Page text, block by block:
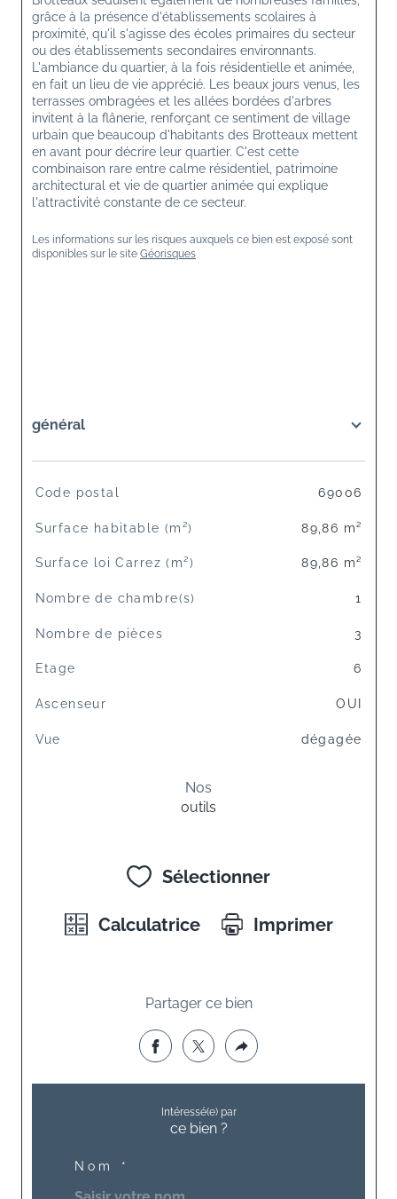
grâce à la présence d'établissements scolaires à
proximité, qu'il s'agisse des écoles primaires du secteur
ou des établissements secondaires environnants.
L'ambiance du quartier, à la fois résidentielle et animée,
en fait un lieu de vie apprécié. Les beaux jours venus, les
terrasses ombragées et les allées bordées d'arbres
invitent à la flânerie, renforçant ce sentiment de village
urbain que beaucoup d'habitants des Brotteaux mettent
en avant pour décrire leur quartier. C'est cette
combinaison rare entre calme résidentiel, patrimoine
architectural et vie de quartier animée qui explique
l'attractivité constante de ce secteur.
Les informations sur les risques auxquels ce bien est exposé sont
disponibles sur le site Géorisques
général
TRAD_SIROCCO_Caracteristique
Code postal 69006
Surface habitable (m²) 89,86 m²
Surface loi Carrez (m²) 89,86 m²
Nombre de chambre(s) 1
Nombre de pièces 3
Etage 6
Ascenseur OUI
Vue dégagée
Nos
outils
Sélectionner
Calculatrice Imprimer
Partager ce bien
Intéressé(e) par
ce bien ?
Nom *